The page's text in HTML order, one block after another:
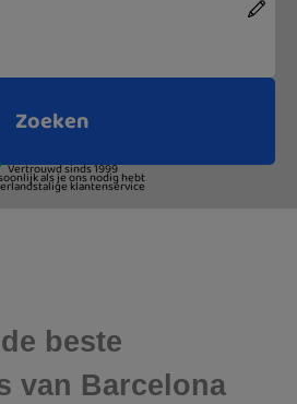
beste
van Barcelona